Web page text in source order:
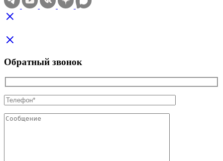
Обратный звонок